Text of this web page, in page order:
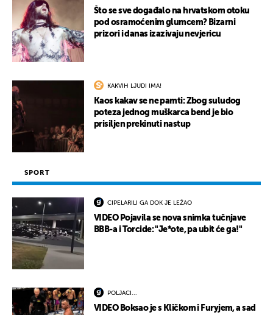
Što se sve događalo na hrvatskom otoku
pod osramoćenim glumcem? Bizarni
prizori i danas izazivaju nevjericu
KAKVIH LJUDI IMA!
Kaos kakav se ne pamti: Zbog suludog
poteza jednog muškarca bend je bio
prisiljen prekinuti nastup
SPORT
CIPELARILI GA DOK JE LEŽAO
VIDEO Pojavila se nova snimka tučnjave
BBB-a i Torcide: "Je*ote, pa ubit će ga!"
POLJACI...
VIDEO Boksao je s Kličkom i Furyjem, a sad